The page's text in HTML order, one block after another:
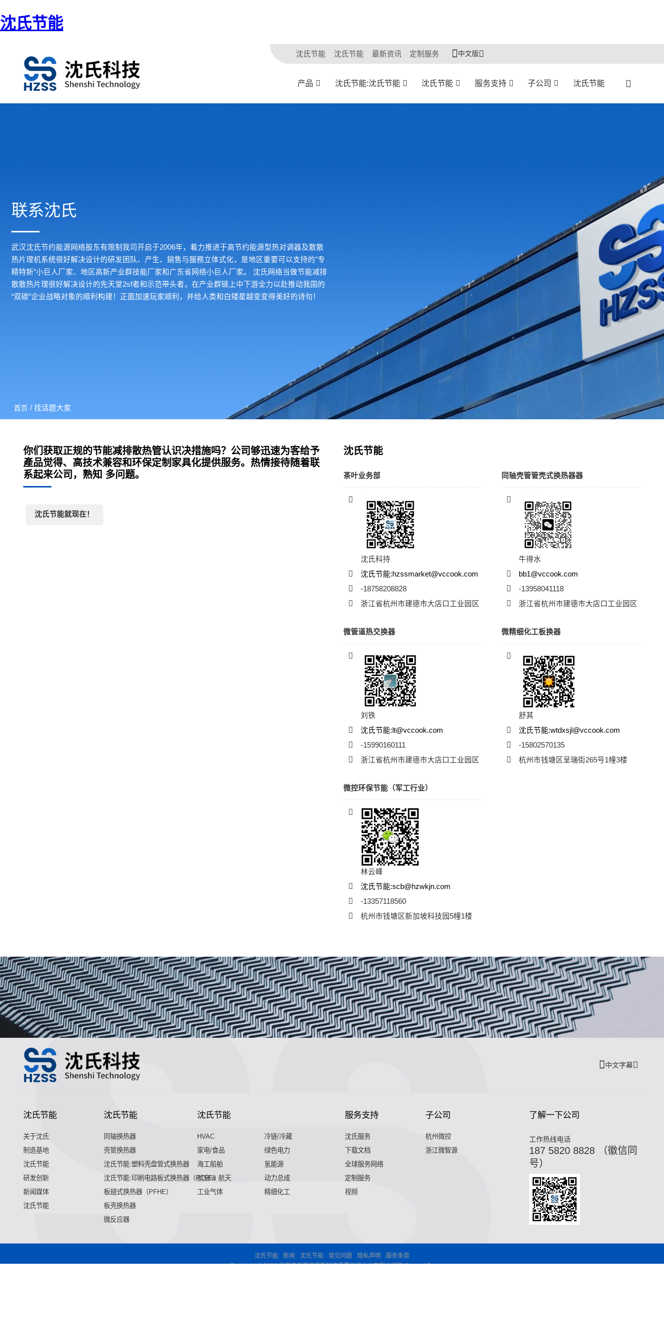
沈氏节能
沈氏节能 沈氏节能 最新资讯 定制服务 中文版
产品 沈氏节能:沈氏节能 沈氏节能 服务支持 子公司 沈氏节能
联系沈氏
武汉沈氏节约能源网络股东有限制我司开启于2006年，着力推进于高节约能源型热对调器及散散
热片理机系统很好解决设计的研发团队、产生、銷售与服務立体式化，是地区重要可以支持的"专
精特新”小巨人厂家、地区高新产业群技能厂家和广东省网络小巨人厂家。 沈氏网络当做节能减排
散散热片理很好解决设计的先天堂2sf者和示范带头者，在产业群链上中下游全力以赴推动我国的
“双碳”企业战略对象的顺利构建！正面加速玩家顺利，并给人类和白矮星越变变得美好的诗句！
首页 / 找话题大家
你们获取正规的节能减排散热管认识决措施吗？公司够迅速为客给予
產品觉得、高技术兼容和环保定制家具化提供服务。热情接待随着联
系起来公司，熟知 多问题。
沈氏节能就现在！
沈氏节能
茶叶业务部
沈氏科持
沈氏节能:hzssmarket@vccook.com
-18758208828
浙江省杭州市建德市大店口工业园区
同轴壳管管壳式换热器器
牛得水
bb1@vccook.com
-13958041118
浙江省杭州市建德市大店口工业园区
微管道热交换器
刘铁
沈氏节能:lt@vccook.com
-15990160111
浙江省杭州市建德市大店口工业园区
微精细化工板换器
舒其
沈氏节能:wtdxsjl@vccook.com
-15802570135
杭州市钱塘区呈瑞街265号1幢3楼
微控环保节能（军工行业）
林云峰
沈氏节能:scb@hzwkjn.com
-13357118560
杭州市钱塘区新加坡科技园5幢1楼
中文字幕
沈氏节能
关于沈氏
制造基地
沈氏节能
研发创新
新闻媒体
沈氏节能
沈氏节能
同轴换热器
壳管换热器
沈氏节能:塑料壳盘管式换热器
沈氏节能:印刷电路板式换热器（PCHE）
板翅式换热器（PFHE）
板壳换热器
微反应器
沈氏节能
HVAC
冷链/冷藏
家电/食品
绿色电力
海工船舶
氢能源
航空 & 航天
动力总成
工业气体
精细化工
服务支持
沈氏服务
下载文档
全球服务网络
定制服务
视频
子公司
杭州微控
浙江微智源
了解一下公司
工作热线电话
187 5820 8828 （徽信同
号）
沈氏节能 新闻 沈氏节能 常见问题 隐私声明
服务条款
Copyright © 2026 武汉沈氏节约高新科技股票价格十分有限公司的 Support By